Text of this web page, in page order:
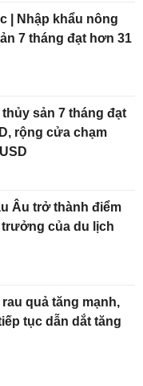
| Nhập khẩu nông
7 tháng đạt hơn 31
sản 7 tháng đạt
rộng cửa chạm
Âu trở thành điểm
của du lịch
quả tăng mạnh,
tục dẫn dắt tăng